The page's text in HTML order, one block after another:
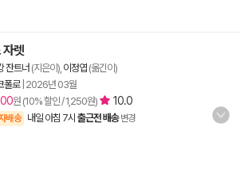
자렛
잔트너 (지은이), 이정엽 (옮긴이)
폴로| 2026년 03월
원 (10% 할인 / 1,250원) 10.0
배송 내일 아침 7시 출근전 배송 변경